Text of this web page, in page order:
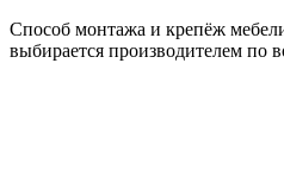
Способ монтажа и крепёж
выбирается производителем по